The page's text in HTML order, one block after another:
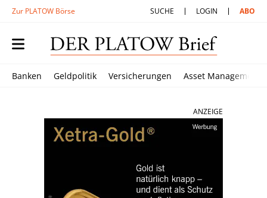
Zur PLATOW Börse SUCHE LOGIN ABO
Banken Geldpolitik Versicherungen Asset Management
ANZEIGE